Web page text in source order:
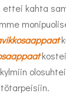
ettei kahta